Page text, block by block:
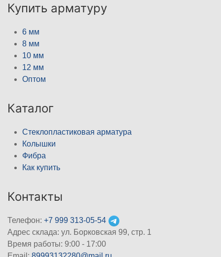
Купить арматуру
6 мм
8 мм
10 мм
12 мм
Оптом
Каталог
Стеклопластиковая арматура
Колышки
Фибра
Как купить
Контакты
Телефон: +7 999 313-05-54
Адрес склада: ул. Борковская 99, стр. 1
Время работы: 9:00 - 17:00